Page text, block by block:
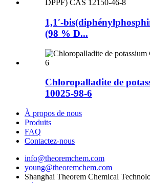
1,1′-
(98 % D...
Chloropalladite de
10025-98-6
À propos de nous
Produits
FAQ
Contactez-nous
info@theoremchem.com
young@theoremchem.com
Shanghai Theorem Chemical